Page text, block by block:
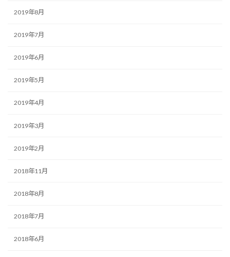
2019年8月
2019年7月
2019年6月
2019年5月
2019年4月
2019年3月
2019年2月
2018年11月
2018年8月
2018年7月
2018年6月